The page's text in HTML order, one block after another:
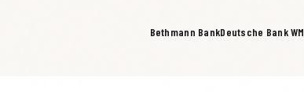
Bethmann BankDeutsche Bank WM